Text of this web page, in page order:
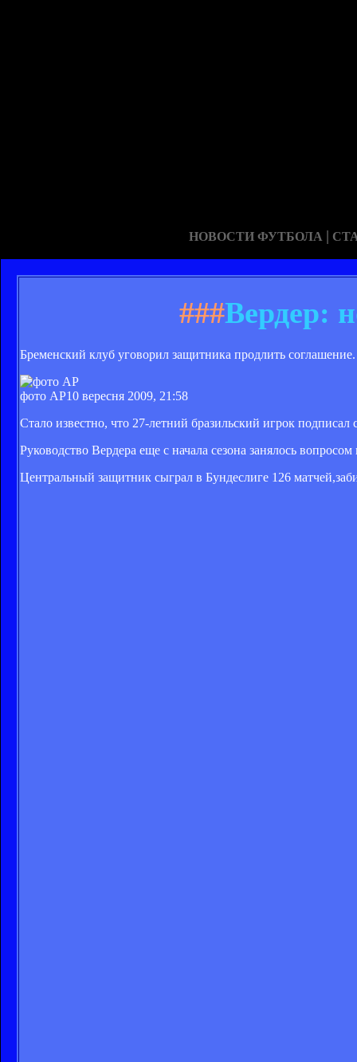
НОВОСТИ ФУТБОЛА |
###Вердер:
Бременский клуб уговорил защитника продлить соглашение.
фото AP10 вересня 2009, 21:58
Стало известно, что 27-летний бразильский игрок
Руководство Вердера еще с начала сезона занялось
Центральный защитник сыграл в Бундеслиге 126